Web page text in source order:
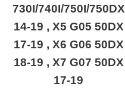
730I/740I/750I/750DX
14-19 , X5 G05 50DX
17-19 , X6 G06 50DX
18-19 , X7 G07 50DX
17-19